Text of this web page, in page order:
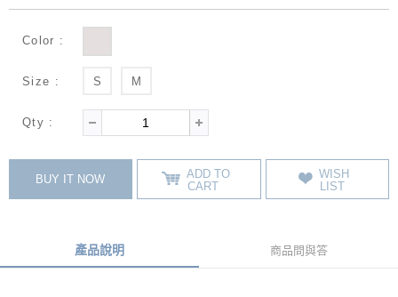
Color :
Size : S M
Qty :
BUY IT NOW
ADD TO
CART
WISH
LIST
產品說明 商品問與答